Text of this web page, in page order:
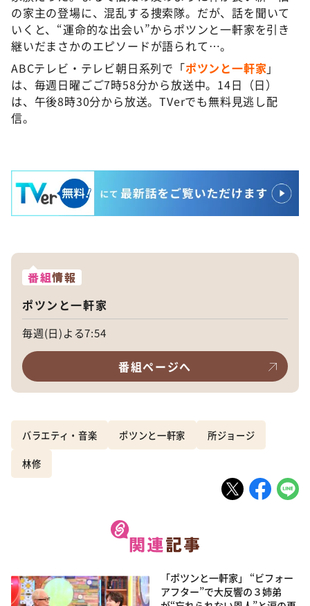
の家主の登場に、混乱する捜索隊。だが、話を聞いて
いくと、“運命的な出会い”からポツンと一軒家を引き
継いだまさかのエピソードが語られて…。
ABCテレビ・テレビ朝日系列で「ポツンと一軒家 」
は、毎週日曜ごご7時58分から放送中。14日（日）
は、午後8時30分から放送。TVerでも無料見逃し配
信。
番組情報
ポツンと一軒家
毎週(日)よる7:54
番組ページへ
バラエティ・音楽 ポツンと一軒家 所ジョージ
林修
「ポツンと一軒家」 “ビフォー
アフター”で大反響の３姉弟